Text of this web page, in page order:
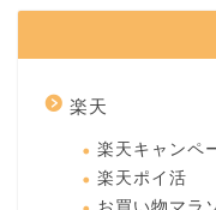
楽天
楽天キャンペ
楽天ポイ活